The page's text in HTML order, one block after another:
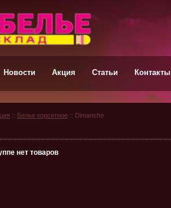
Новости Акция Статьи Контакты
:: Белье корсетное :: Dimanche
нет товаров